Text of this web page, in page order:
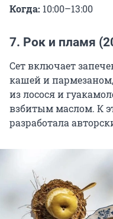
Когда: 10:00–13:00
7. Рок и пламя
Сет включает
кашей и
из лосося и
взбитым маслом. К
разработала